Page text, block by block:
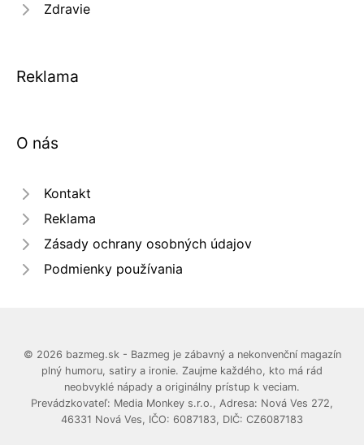
Zdravie
Reklama
O nás
Kontakt
Reklama
Zásady ochrany osobných údajov
Podmienky používania
© 2026 bazmeg.sk - Bazmeg je zábavný a nekonvenční magazín
plný humoru, satiry a ironie. Zaujme každého, kto má rád
neobvyklé nápady a originálny prístup k veciam.
Prevádzkovateľ: Media Monkey s.r.o., Adresa: Nová Ves 272,
46331 Nová Ves, IČO: 6087183, DIČ: CZ6087183